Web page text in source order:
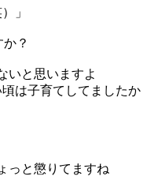
」
？
いと思いますよ
頃は子育てしてましたか
っと懲りてますね